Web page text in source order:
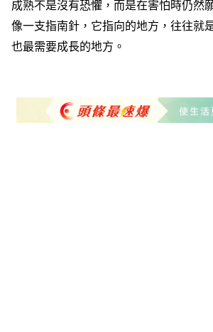
成熟不是沒有恐懼，而是在害怕時仍然
像一支指南針，它指向的地方，往往就
也最需要成長的地方。